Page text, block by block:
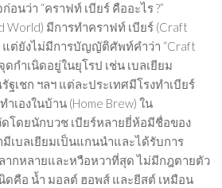
นว่า “คราฟท์ เบียร์ คืออะไร ?”
World) มีการทำคราฟท์ เบียร์ (Craft
แต่ยังไม่มีการบัญญัติศัพท์คำว่า “Craft
ดกำเนิดอยู่ในยุโรป เช่น เบลเยียม
ฐเชก ฯลฯ แต่ละประเทศมีโรงทำเบียร์
เองในบ้าน (Home Brew) ใน
ดโดยนักบวช เบียร์หลายยี่ห้อมีชื่อของ
เบลเยียมเป็นแกนนำและได้รับการ
ากหลายและหวือหวาที่สุด ไม่มีกฎตายตัว
ดคือ น้ำ มอลต์ ฮอพส์ และยีสต์ เหมือน